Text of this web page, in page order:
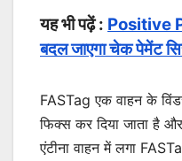
यह भी पढ़ें : Positive
बदल जाएगा चेक पेमेंट
FASTag एक वाहन के
फिक्स कर दिया जाता है
एंटीना वाहन में लगा